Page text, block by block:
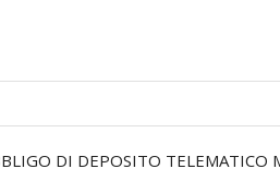
DI DEPOSITO TELEMATICO